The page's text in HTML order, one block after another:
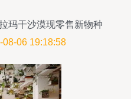
玛干沙漠现零售新物种
06 19:18:58